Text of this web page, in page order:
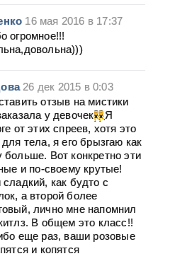
16 мая 2016 в 17:37
огромное!!!
26 дек 2015 в 0:03
отзыв на мистики
у девочек
Я
от этих спреев, хотя это
тела, я его брызгаю как
больше. Вот конкретно эти
и по-своему крутые!
как будто с
а второй более
лично мне напомнил
В общем это класс!!
еще раз, ваши розовые
и копятся